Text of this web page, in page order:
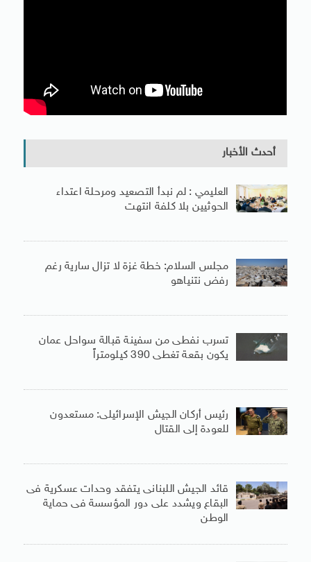
أحدث الأخبار
العليمي : لم نبدأ التصعيد ومرحلة اعتداء
الحوثيين بلا كلفة انتهت
مجلس السلام: خطة غزة لا تزال سارية رغم
رفض نتنياهو
تسرب نفطى من سفينة قبالة سواحل عمان
يكون بقعة تغطى 390 كيلومتراً
رئيس أركان الجيش الإسرائيلى: مستعدون
للعودة إلى القتال
قائد الجيش اللبنانى يتفقد وحدات عسكرية فى
البقاع ويشدد على دور المؤسسة فى حماية
الوطن